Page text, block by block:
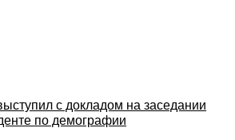
с докладом на заседании
по демографии